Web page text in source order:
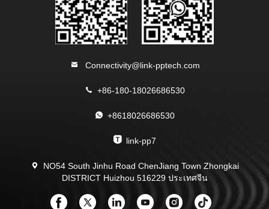
Connectivity@link-pptech.com
+86-180-18026686530
+8618026686530
link-pp7
NO54 South Jinhu Road ChenJiang Town Zhongkai
DISTRICT Huizhou 516229 ประเทศจีน